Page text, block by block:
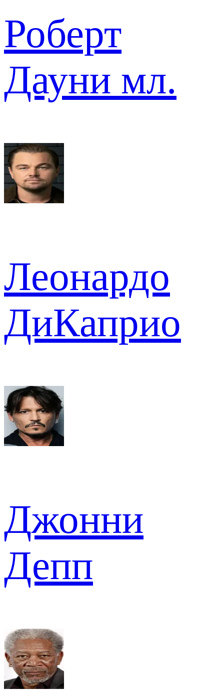
Роберт
Дауни мл.
Леонардо
ДиКаприо
Джонни
Депп